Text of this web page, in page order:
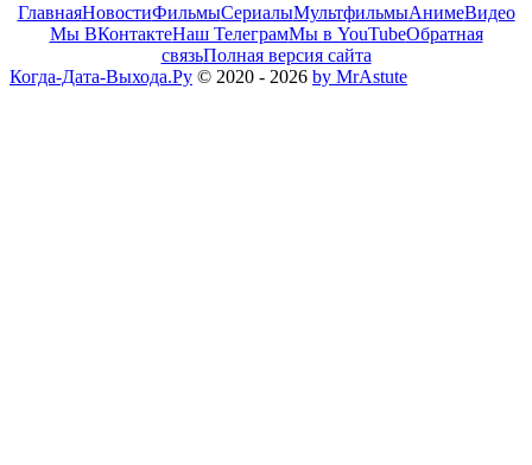
ГлавнаяНовостиФильмыСериалыМультфильмыАнимеВидео
Мы ВКонтактеНаш ТелеграмМы в YouTubeОбратная
связьПолная версия сайта
Когда-Дата-Выхода.Ру © 2020 - 2026 by MrAstute